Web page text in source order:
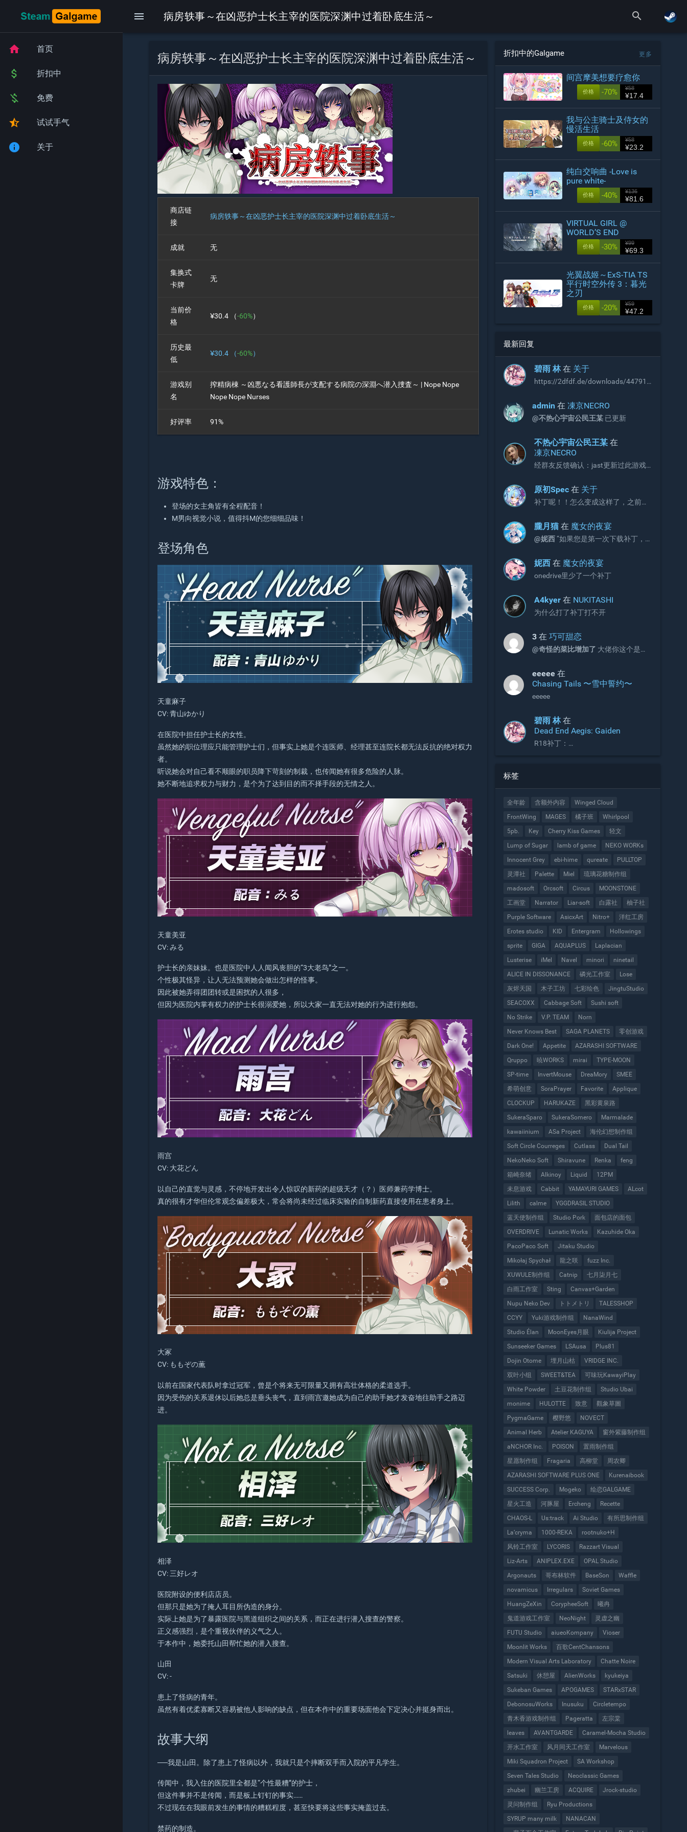
menu 病房轶事～在凶恶护士长主宰的医院深渊中过着卧底生活～ search
home 首页
attach_money 折扣中
money_off 免费
star_half 试试手气
info 关于
病房轶事～在凶恶护士长主宰的医院深渊中过着卧底生活～
商店链
接
病房轶事～在凶恶护士长主宰的医院深渊中过着卧底生活～
成就 无
集换式
卡牌
无
当前价
格
¥30.4 （-60%）
历史最
低
¥30.4 （-60%）
游戏别
名
搾精病棟 ～凶悪なる看護師長が支配する病院の深淵へ潜入捜査～ | Nope Nope
Nope Nope Nurses
好评率 91%
游戏特色：
登场的女主角皆有全程配音！
M男向视觉小说，值得抖M的您细细品味！
登场角色
天童麻子
CV: 青山ゆかり
在医院中担任护士长的女性。
虽然她的职位理应只能管理护士们，但事实上她是个连医师、经理甚至连院长都无法反抗的绝对权力
者。
听说她会对自己看不顺眼的职员降下苛刻的制裁，也传闻她有很多危险的人脉。
她不断地追求权力与财力，是个为了达到目的而不择手段的无情之人。
天童美亚
CV: みる
护士长的亲妹妹。也是医院中人人闻风丧胆的“3大老鸟”之一。
个性极其怪异，让人无法预测她会做出怎样的怪事。
因此被她弄得团团转或是困扰的人很多，
但因为医院内掌有权力的护士长很溺爱她，所以大家一直无法对她的行为进行抱怨。
雨宫
CV: 大花どん
以自己的直觉与灵感，不停地开发出令人惊叹的新药的超级天才（？）医师兼药学博士。
真的很有才华但伦常观念偏差极大，常会将尚未经过临床实验的自制新药直接使用在患者身上。
大冢
CV: ももぞの薫
以前在国家代表队时拿过冠军，曾是个将来无可限量又拥有高壮体格的柔道选手。
因为受伤的关系退休以后她总是垂头丧气，直到雨宫邀她成为自己的助手她才发奋地往助手之路迈
进。
相泽
CV: 三好レオ
医院附设的便利店店员。
但那只是她为了掩人耳目所伪造的身分。
实际上她是为了暴露医院与黑道组织之间的关系，而正在进行潜入搜查的警察。
正义感强烈，是个重视伙伴的义气之人。
于本作中，她委托山田帮忙她的潜入搜查。
山田
CV: -
患上了怪病的青年。
虽然有着优柔寡断又容易被他人影响的缺点，但在本作中的重要场面他会下定决心并挺身而出。
故事大纲
──我是山田。除了患上了怪病以外，我就只是个摔断双手而入院的平凡学生。
传闻中，我入住的医院里全都是“个性最糟”的护士，
但这件事并不是传闻，而是板上钉钉的事实……
不过现在在我眼前发生的事情的糟糕程度，甚至快要将这些事实掩盖过去。
禁药的制造。
折扣中的Galgame 更多
间宫摩美想要疗愈你
-70% ¥58
¥17.4
价格
我与公主骑士及侍女的
慢活生活
-60% ¥58
¥23.2
价格
纯白交响曲 -Love is
pure white-
-40% ¥136
¥81.6
价格
VIRTUAL GIRL @
WORLD’S END
-30% ¥99
¥69.3
价格
光翼战姬～ExS-TIA TS
平行时空外传 3：暮光
之刃
-20% ¥59
¥47.2
价格
最新回复
碧雨 林 在 关于
https://2dfdf.de/downloads/44791
R18补丁，无需积分即可下载，站长
可以考虑收录
admin 在凍京NECRO
@不热心宇宙公民王某 已更新
不热心宇宙公民王某 在
凍京NECRO
经群友反馈确认：jast更新过此游戏
的问题。 V3版本补丁官方链接如下，
请更新官网链接与onedrive文件：
https://jaststore.com/zh...
原初Spec 在 关于
补丁呢！！怎么变成这样了，之前不
朧月猫 在 魔女的夜宴
@妮西“如果您是第一次下载补丁，
额外下载增益更新补丁。”
妮西 在 魔女的夜宴
onedrive里少了一个补丁
A4kyer 在 NUKITASHI
为什么打了补丁打不开
3 在巧可甜恋
@奇怪的菜比增加了
eeeee 在
Chasing Tails 〜雪中誓约〜
eeeee
碧雨 林 在
Dead End Aegis: Gaiden
R18补丁：
标签
全年龄 含额外内容
Winged Cloud
FrontWing
MAGES 橘子班
Whirlpool
5pb.
Key Cherry Kiss Games
轻文
Lump of Sugar
lamb of game
NEKO WORKs
Innocent Grey
ebi-hime qureate
PULLTOP
灵潭社
Palette Miel
琉璃花糖制作组
madosoft
Orcsoft Circus
MOONSTONE
工画堂
Narrator Liar-soft 白露社
柚子社
Purple Software
AsicxArt Nitro+
洋红工房
Erotes studio
KID Entergram
Hollowings
sprite
GIGA AQUAPLUS
Laplacian
Lusterise
iMel Navel minori
ninetail
ALICE IN DISSONANCE
磷光工作室
Lose
灰烬天国
木子工坊 七彩绘色
JingtuStudio
SEACOXX
Cabbage Soft
Sushi soft
No Strike
V.P. TEAM
Norn
Never Knows Best
SAGA PLANETS
零创游戏
Dark One!
Appetite
AZARASHI SOFTWARE
Qruppo
暁WORKS mirai
TYPE-MOON
SP-time
InvertMouse DreaMory
SMEE
希萌创意
SoraPrayer Favorite
Applique
CLOCKUP
HARUKAZE
黑彩黄泉路
SukeraSparo
SukeraSomero
Marmalade
kawaiinium
ASa Project
海伦幻想制作组
Soft Circle Courreges
Cutlass
Dual Tail
NekoNeko Soft
Shiravune Renka
feng
箱崎奈绪
Alkinoy Liquid
12PM
未息游戏
Cabbit YAMAYURI GAMES
ALcot
Lilith
calme
YGGDRASIL STUDIO
蓝天使制作组
Studio Pork
面包店的面包
OVERDRIVE
Lunatic Works
Kazuhide Oka
PacoPaco Soft
Jitaku Studio
Mikołaj Spychał
龍之咲
fuzz Inc.
XUWULE制作组
Catnip
七月柒月七
白雨工作室
Sting
Canvas+Garden
Nupu Neko Dev
トトメトリ
TALESSHOP
CCYY
Yuki游戏制作组
NanaWind
Studio Élan
MoonEyes月眼
Kiulija Project
Sunseeker Games
LSAusa
Plus81
Dojin Otome
埋月山枯
VRIDGE INC.
双叶小组
SWEET&TEA
可味玩KawayiPlay
White Powder
土豆花制作组
Studio Ubai
monime
HULOTTE 致意
觀象草圖
PygmaGame
樱野悠
NOVECT
Animal Herb
Atelier KAGUYA
窗外紫藤制作组
aNCHOR Inc.
POISON
置雨制作组
星愿制作组
Fragaria 高柳堂
周农卿
AZARASHI SOFTWARE PLUS ONE
Kurenaibook
SUCCESS Corp.
Mogeko
绘恋GALGAME
星火工造
河豚屋 Ercheng
Recette
CHAOS-L
Us:track Ai Studio
有所思制作组
La’cryma
1000-REKA
rootnuko+H
风铃工作室
LYCORIS
Razzart Visual
Liz-Arts
ANIPLEX.EXE
OPAL Studio
Argonauts
哥布林软件 BaseSon
Waffle
novamicus
Irregulars
Soviet Games
HuangZeXin
CorypheeSoft
曦冉
鬼道游戏工作室
NeoNight
灵虚之幽
FUTU Studio
aiueoKompany
Vioser
Moonlit Works
百歌CentChansons
Modern Visual Arts Laboratory
Chatte Noire
Satsuki
休憩屋 AlienWorks
kyukeiya
Sukeban Games
APOGAMES
STARxSTAR
DebonosuWorks
Inusuku
Circletempo
青木香游戏制作组
Pageratta
左宗棠
leaves
AVANTGARDE
Caramel-Mocha Studio
开水工作室
风月同天工作室
Marvelous
Miki Squadron Project
SA Workshop
Seven Tales Studio
Neoclassic Games
zhubei
幽兰工房 ACQUIRE
Jrock-studio
灵问制作组
Ryu Productions
SYRUP many milk
NANACAN